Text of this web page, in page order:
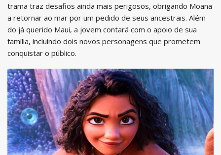
trama traz desafios ainda mais perigosos, obrigando Moana
a retornar ao mar por um pedido de seus ancestrais. Além
do já querido Maui, a jovem contará com o apoio de sua
família, incluindo dois novos personagens que prometem
conquistar o público.